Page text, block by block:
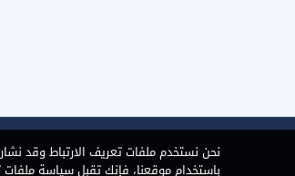
نحن نستخدم ملفات تعريف الارتباط وقد
باستخدام موقعنا، فإنك تقبل سياسة ملفات